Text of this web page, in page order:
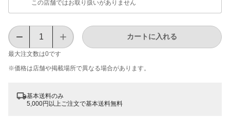
この店舗ではお取り扱いがありません
最大注文数は0です
カートに入れる
※価格は​店舗や​掲載場所で​異なる​場合が​あります。
基本送料のみ
5,000円以上ご注文で基本送料無料